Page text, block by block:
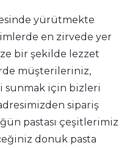
yürütmekte
en zirvede yer
bir şekilde lezzet
müşterileriniz,
sunmak için bizleri
sipariş
pastası çeşitlerimiz
donuk pasta